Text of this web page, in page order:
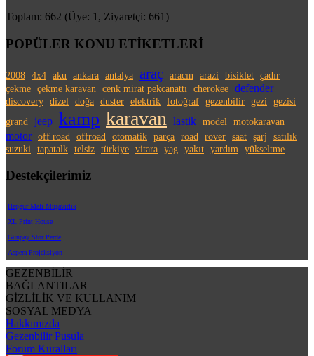
Toplam: 662 (Üye: 1, Ziyaretçi: 661)
POPÜLER KONU ETİKETLERİ
2008 4x4 aku ankara antalya araç aracın arazi bisiklet çadır
çekme çekme karavan cenk mirat pekcanattı cherokee defender
discovery dizel doğa duster elektrik fotoğraf gezenbilir gezi
gezisi
grand
jeep kamp karavan lastik model motokaravan
motor off road offroad otomatik parça road rover saat şarj
satılık
suzuki
tapatalk telsiz türkiye vitara yag yakıt yardım yükseltme
Destekçilerimiz
Hepgur Mali Müşavirlik
XL Print House
Günpay Stor Perde
Aspera Projeksiyon
GEZENBİLİR
BAĞLANTILAR
GİZLİLİK VE KULLANIM
SOSYAL MEDYA
Hakkımızda
Gezenbilir Pusula
Forum Kuralları